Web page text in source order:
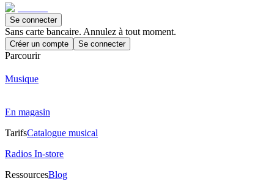
Se connecter
Sans carte bancaire. Annulez à tout moment.
Créer un compte Se connecter
Parcourir
Musique
En magasin
TarifsCatalogue musical
Radios In-store
RessourcesBlog